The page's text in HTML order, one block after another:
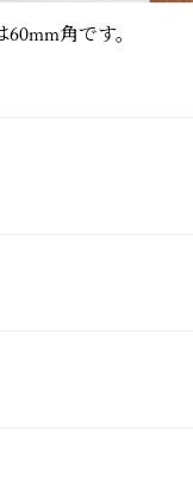
角です。